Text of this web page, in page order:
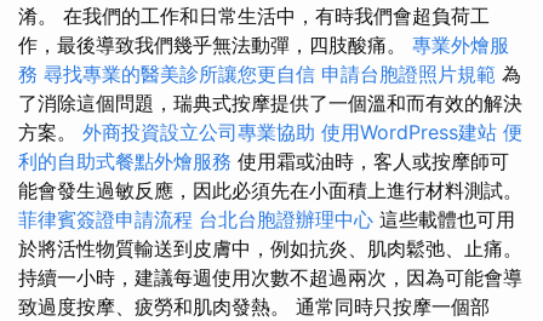
淆。 在我們的工作和日常生活中，有時我們會超負荷工
作，最後導致我們幾乎無法動彈，四肢酸痛。 專業外燴服
務 尋找專業的醫美診所讓您更自信 申請台胞證照片規範 為
了消除這個問題，瑞典式按摩提供了一個溫和而有效的解決
方案。 外商投資設立公司專業協助 使用WordPress建站 便
利的自助式餐點外燴服務 使用霜或油時，客人或按摩師可
能會發生過敏反應，因此必須先在小面積上進行材料測試。
菲律賓簽證申請流程 台北台胞證辦理中心 這些載體也可用
於將活性物質輸送到皮膚中，例如抗炎、肌肉鬆弛、止痛。
持續一小時，建議每週使用次數不超過兩次，因為可能會導
致過度按摩、疲勞和肌肉發熱。 通常同時只按摩一個部